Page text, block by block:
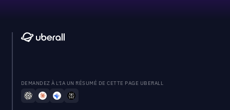
DEMANDEZ À L'IA UN RÉSUMÉ DE CETTE PAGE UBERALL